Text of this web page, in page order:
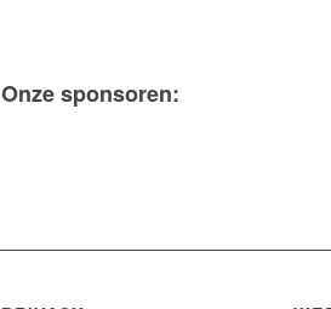
Onze sponsoren: